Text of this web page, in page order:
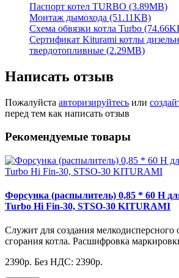
Паспорт котел TURBO (3.89MB)
Монтаж дымохода (51.11KB)
Схема обвязки котла Turbo
Сертификат Kiturami котлы
твердотопливные (2.29MB)
Написать отзыв
Пожалуйста авторизируйтесь или
перед тем как написать отзыв
Рекомендуемые товары
Форсунка (распылитель) 0,85 * 60 Н
Turbo Hi Fin-30, STSO-30 KITURAMI
Служит для создания мелкодисперсного
сгорания котла. Расшифровка
2390р. Без НДС: 2390р.